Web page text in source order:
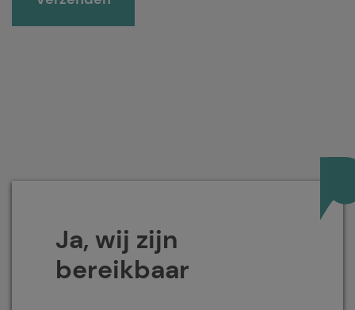
Ja, wij zijn
bereikbaar